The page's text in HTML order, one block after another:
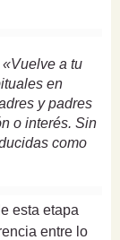
a tu
en
y padres
o interés. Sin
como
esta etapa
entre lo